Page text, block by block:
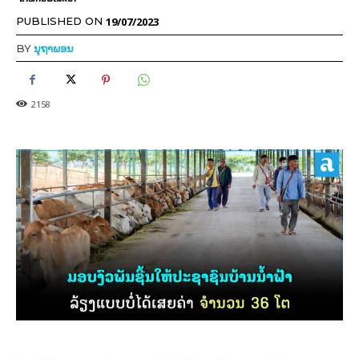
PUBLISHED ON 19/07/2023
BYນຸຖາພອນ
2158